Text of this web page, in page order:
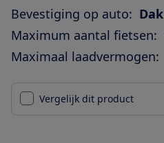
Bevestiging op auto: Dak
Maximum aantal fietsen:
Maximaal laadvermogen:
Vergelijk dit product